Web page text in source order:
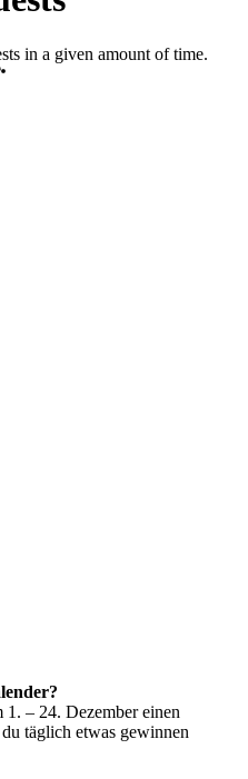
– 24. Dezember einen
täglich etwas gewinnen